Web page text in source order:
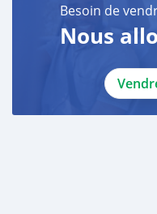
Besoin de
Nous